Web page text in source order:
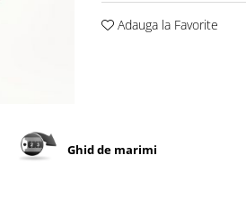
Adauga la Favorite
Ghid de marimi